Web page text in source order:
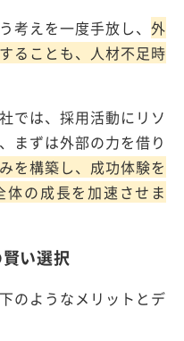
考えを一度手放し、外
ることも、人材不足時
では、採用活動にリソ
まずは外部の力を借り
を構築し、成功体験を
の成長を加速させま
い選択
のようなメリットとデ